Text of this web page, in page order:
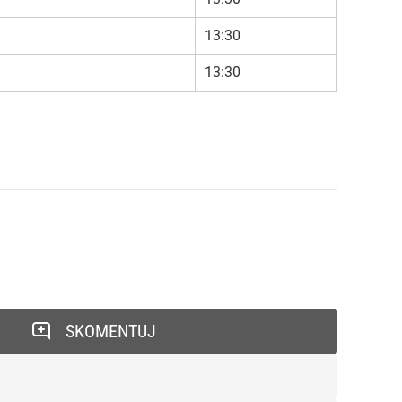
13:30
13:30
SKOMENTUJ